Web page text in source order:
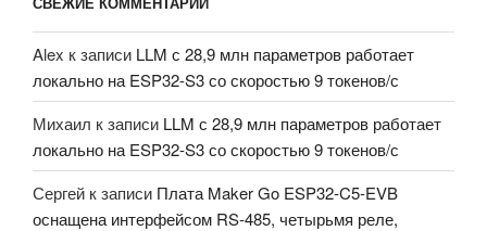
Alex к записи LLM с 28,9 млн параметров работает
локально на ESP32-S3 со скоростью 9 токенов/с
Михаил к записи LLM с 28,9 млн параметров работает
локально на ESP32-S3 со скоростью 9 токенов/с
Сергей к записи Плата Maker Go ESP32-C5-EVB
оснащена интерфейсом RS-485, четырьмя реле,